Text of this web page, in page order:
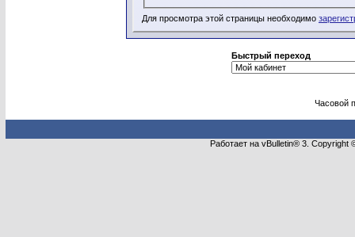
Для просмотра этой страницы необходимо
Быстрый переход
Часовой
Работает на vBulletin® 3.